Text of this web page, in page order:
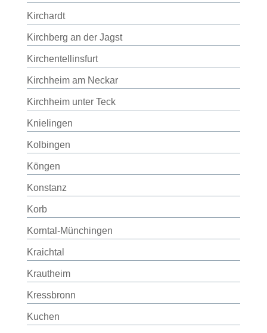
Kirchardt
Kirchberg an der Jagst
Kirchentellinsfurt
Kirchheim am Neckar
Kirchheim unter Teck
Knielingen
Kolbingen
Köngen
Konstanz
Korb
Korntal-Münchingen
Kraichtal
Krautheim
Kressbronn
Kuchen